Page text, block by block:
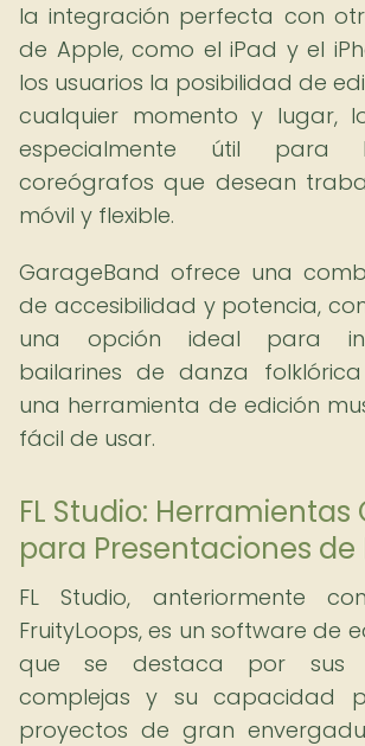
la integración perfecta con
de Apple, como el iPad y el
los usuarios la posibilidad de
cualquier momento y lugar,
especialmente útil para
coreógrafos que desean
móvil y flexible.
GarageBand ofrece una
de accesibilidad y potencia,
una opción ideal para
bailarines de danza
una herramienta de edición
fácil de usar.
FL Studio:
para Presentaciones de
FL Studio, anteriormente
FruityLoops, es un software de
que se destaca por sus
complejas y su capacidad
proyectos de gran